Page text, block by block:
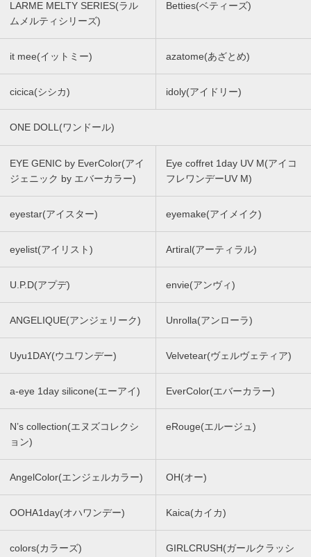
LARME MELTY SERIES(ラル
ムメルティシリーズ)
Betties(ベティーズ)
it mee(イットミー) azatome(あざとめ)
cicica(シシカ) idoly(アイドリー)
ONE DOLL(ワンドール)
EYE GENIC by EverColor(アイ
ジェニック by エバーカラー)
Eye coffret 1day UV M(アイコ
フレワンデーUV M)
eyestar(アイスター) eyemake(アイメイク)
eyelist(アイリスト) Artiral(アーティラル)
U.P.D(アプデ) envie(アンヴィ)
ANGELIQUE(アンジェリーク) Unrolla(アンローラ)
Uyu1DAY(ウユワンデー) Velvetear(ヴェルヴェティア)
a-eye 1day silicone(エーアイ) EverColor(エバーカラー)
N’s collection(エヌズコレクシ
ョン)
eRouge(エルージュ)
AngelColor(エンジェルカラー) OH(オー)
OOHA1day(オハワンデー) Kaica(カイカ)
colors(カラーズ)
GIRLCRUSH(ガールクラッシ